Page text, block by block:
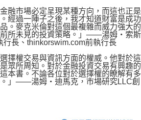
市場必定呈現某種方向，而這也正是
經過一陣子之後，我才知道財富是成功
。麥克米倫對這個最複雜而威力強大的
前所未見的投資策略。」——湯姆‧索斯
行長、thinkorswim.com前執行長
權交易與資訊方面的權威。他對於這
眾所周知。對於金融投資交易有興趣的
本書。不論各位對於選擇權的瞭解有多
。」——湯姆‧迪馬克，市場研究LLC創